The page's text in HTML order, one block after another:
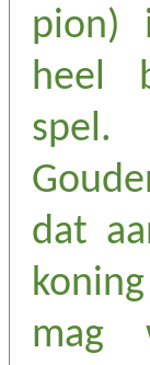
pion)
heel
spel.
dat
mag